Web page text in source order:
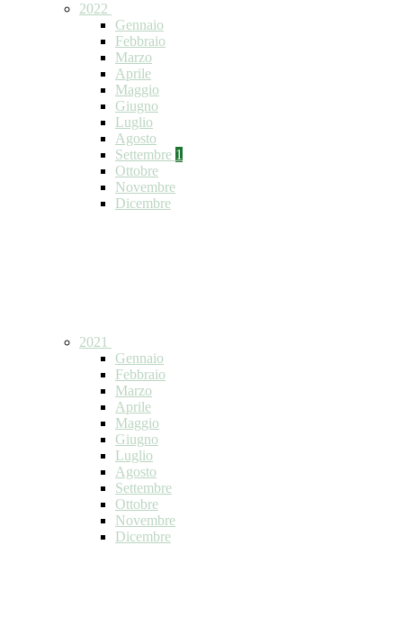
2022
Gennaio
Febbraio
Marzo
Aprile
Maggio
Giugno
Luglio
Agosto
Settembre 1
Ottobre
Novembre
Dicembre
2021
Gennaio
Febbraio
Marzo
Aprile
Maggio
Giugno
Luglio
Agosto
Settembre
Ottobre
Novembre
Dicembre